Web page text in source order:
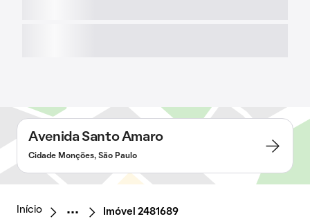
Avenida Santo Amaro
Cidade Monções, São Paulo
Início Imóvel 2481689